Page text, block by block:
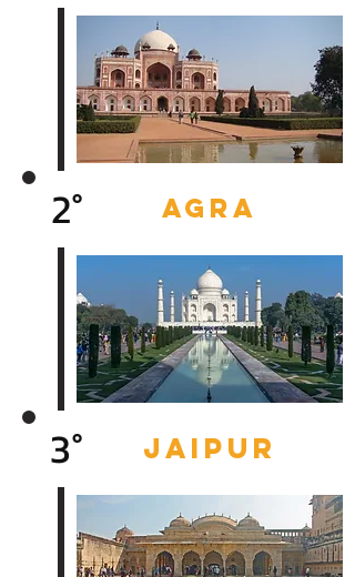
2° AGRA
3° JAIPUR